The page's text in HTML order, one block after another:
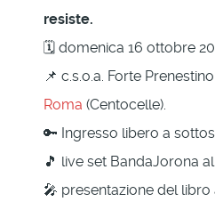
resiste.
🗓 domenica 16 ottobre
📌 c.s.o.a. Forte
Roma (Centocelle).
🔑 Ingresso libero a
🎵 live set BandaJorona
🎤 presentazione del libro